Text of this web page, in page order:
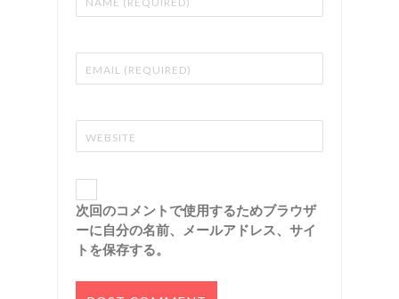
次回のコメントで使用するためブラウザ
ーに自分の名前、メールアドレス、サイ
トを保存する。